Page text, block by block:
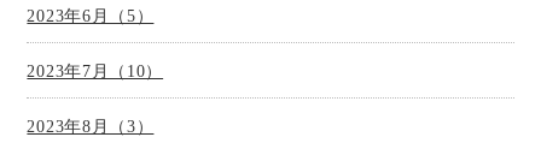
2023年6月（5）
2023年7月（10）
2023年8月（3）